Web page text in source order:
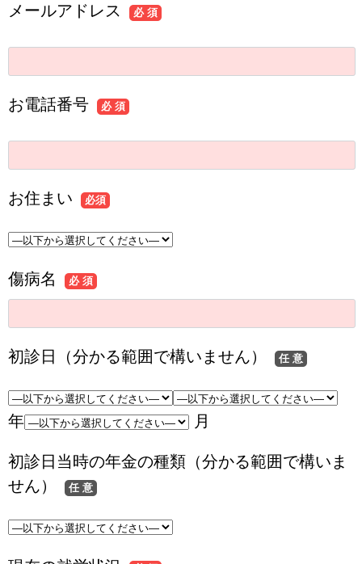
メールアドレス 必 須
お電話番号 必 須
お住まい 必須
傷病名 必 須
初診日（分かる範囲で構いません） 任 意
年 月
初診日当時の年金の種類（分かる範囲で構いま
せん）
任 意